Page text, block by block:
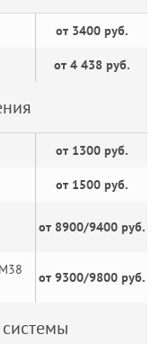
от 3400 руб.
от 4 438 руб.
от 1300 руб.
от 1500 руб.
от 8900/9400 руб.
от 9300/9800 руб.